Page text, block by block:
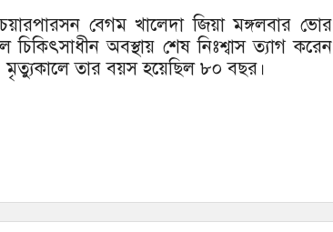
বেগম খালেদা জিয়া মঙ্গলবার ভোর
চিকিৎসাধীন অবস্থায় শেষ নিঃশ্বাস ত্যাগ করেন
মৃত্যুকালে তার বয়স হয়েছিল ৮০ বছর।